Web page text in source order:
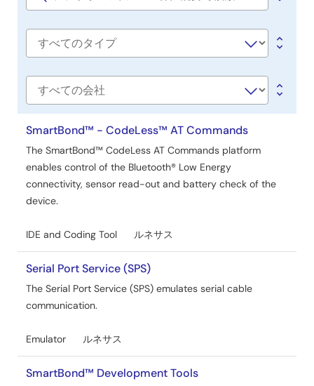
ト
ウ
ア
／
ツ
ー
ル
Software
Software
社
名
SmartBond™ - CodeLess™ AT Commands
The SmartBond™ CodeLess AT Commands platform
enables control of the Bluetooth® Low Energy
connectivity, sensor read-out and battery check of the
device.
IDE and Coding Tool ルネサス
Serial Port Service (SPS)
The Serial Port Service (SPS) emulates serial cable
communication.
Emulator ルネサス
SmartBond™ Development Tools